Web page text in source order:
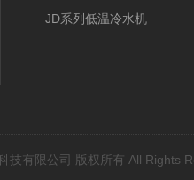
JD系列低温冷水机
技有限公司 版权所有 All Rights